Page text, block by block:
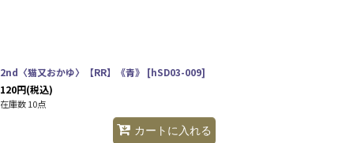
2nd〈猫又おかゆ〉【RR】《青》 [hSD03-009]
120円(税込)
在庫数 10点
カートに入れる